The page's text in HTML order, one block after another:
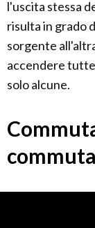
l'uscita stessa
risulta in grado
sorgente
accendere
solo alcune.